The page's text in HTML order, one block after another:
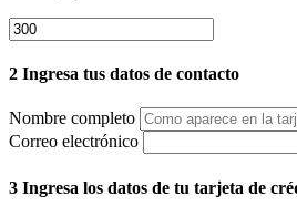
2 Ingresa tus datos de contacto
Nombre completo
Correo electrónico
3 Ingresa los datos de tu tarjeta de